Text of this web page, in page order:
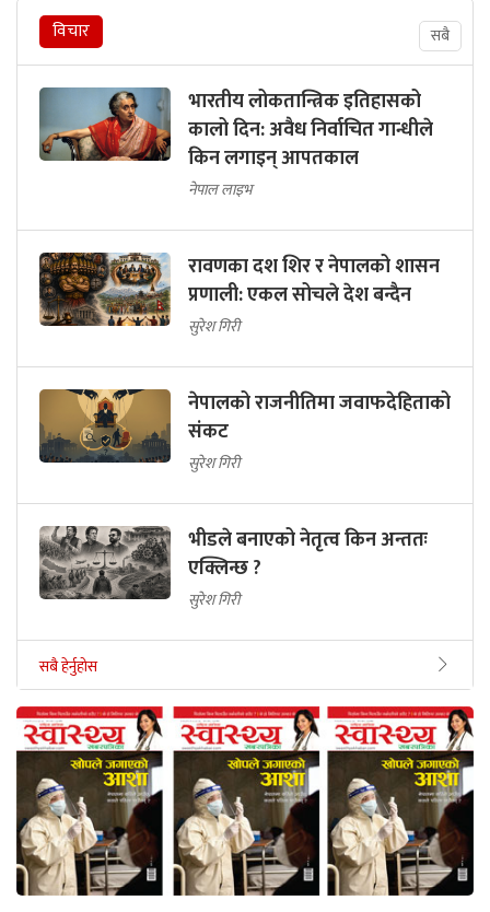
विचार सबै
भारतीय लोकतान्त्रिक इतिहासको
कालो दिन: अवैध निर्वाचित गान्धीले
किन लगाइन् आपतकाल
नेपाल लाइभ
रावणका दश शिर र नेपालको शासन
प्रणाली: एकल सोचले देश बन्दैन
सुरेश गिरी
नेपालको राजनीतिमा जवाफदेहिताको
संकट
सुरेश गिरी
भीडले बनाएको नेतृत्व किन अन्ततः
एक्लिन्छ ?
सुरेश गिरी
सबै हेर्नुहोस